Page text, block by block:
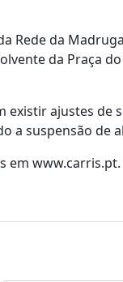
Rede da
da Praça
existir ajustes
a suspensão de
em www.carris.pt.